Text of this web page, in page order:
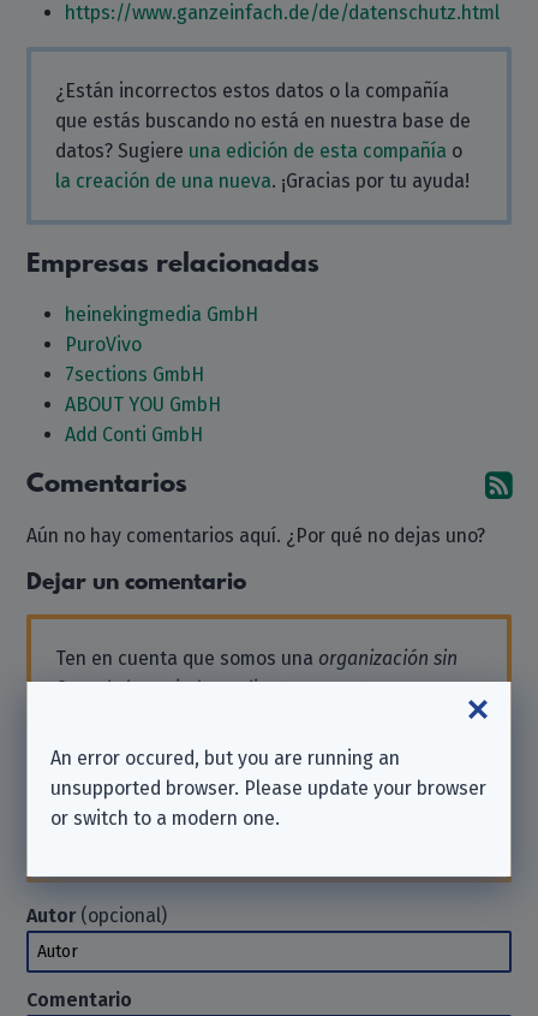
https://www.ganzeinfach.de/de/datenschutz.html
¿Están incorrectos estos datos o la compañía
que estás buscando no está en nuestra base de
datos? Sugiere una edición de esta compañía o
la creación de una nueva. ¡Gracias por tu ayuda!
Empresas relacionadas
heinekingmedia GmbH
PuroVivo
7sections GmbH
ABOUT YOU GmbH
Add Conti GmbH
Comentarios
Aún no hay comentarios aquí. ¿Por qué no dejas uno?
Dejar un comentario
Ten en cuenta que somos una organización sin
fines de lucro independientey no estamos
Si necesitas asistencia o deseas enviar una
solicitud, comunícate directamente con la
empresa.
No podemos
Autor(opcional)
Autor
Comentario
An error occured, but you are running an
unsupported browser. Please update your browser
or switch to a modern one.